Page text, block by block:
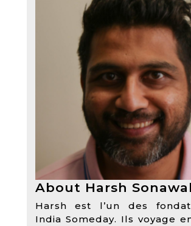
About Harsh
Harsh est l’un des
India Someday. Ils voyage